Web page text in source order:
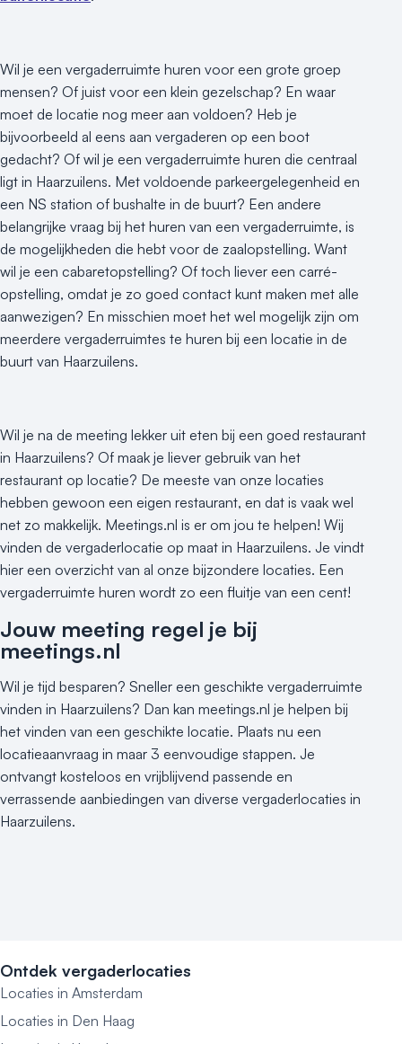
Wil je een vergaderruimte huren voor een grote groep
mensen? Of juist voor een klein gezelschap? En waar
moet de locatie nog meer aan voldoen? Heb je
bijvoorbeeld al eens aan vergaderen op een boot
gedacht? Of wil je een vergaderruimte huren die centraal
ligt in Haarzuilens. Met voldoende parkeergelegenheid en
een NS station of bushalte in de buurt? Een andere
belangrijke vraag bij het huren van een vergaderruimte, is
de mogelijkheden die hebt voor de zaalopstelling. Want
wil je een cabaretopstelling? Of toch liever een carré-
opstelling, omdat je zo goed contact kunt maken met alle
aanwezigen? En misschien moet het wel mogelijk zijn om
meerdere vergaderruimtes te huren bij een locatie in de
buurt van Haarzuilens.
Wil je na de meeting lekker uit eten bij een goed restaurant
in Haarzuilens? Of maak je liever gebruik van het
restaurant op locatie? De meeste van onze locaties
hebben gewoon een eigen restaurant, en dat is vaak wel
net zo makkelijk. Meetings.nl is er om jou te helpen! Wij
vinden de vergaderlocatie op maat in Haarzuilens. Je vindt
hier een overzicht van al onze bijzondere locaties. Een
vergaderruimte huren wordt zo een fluitje van een cent!
Jouw meeting regel je bij
meetings.nl
Wil je tijd besparen? Sneller een geschikte vergaderruimte
vinden in Haarzuilens? Dan kan meetings.nl je helpen bij
het vinden van een geschikte locatie. Plaats nu een
locatieaanvraag in maar 3 eenvoudige stappen. Je
ontvangt kosteloos en vrijblijvend passende en
verrassende aanbiedingen van diverse vergaderlocaties in
Haarzuilens.
Ontdek vergaderlocaties
Locaties in Amsterdam
Locaties in Den Haag